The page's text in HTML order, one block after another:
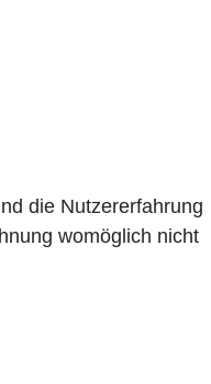
die Nutzererfahrung
womöglich nicht